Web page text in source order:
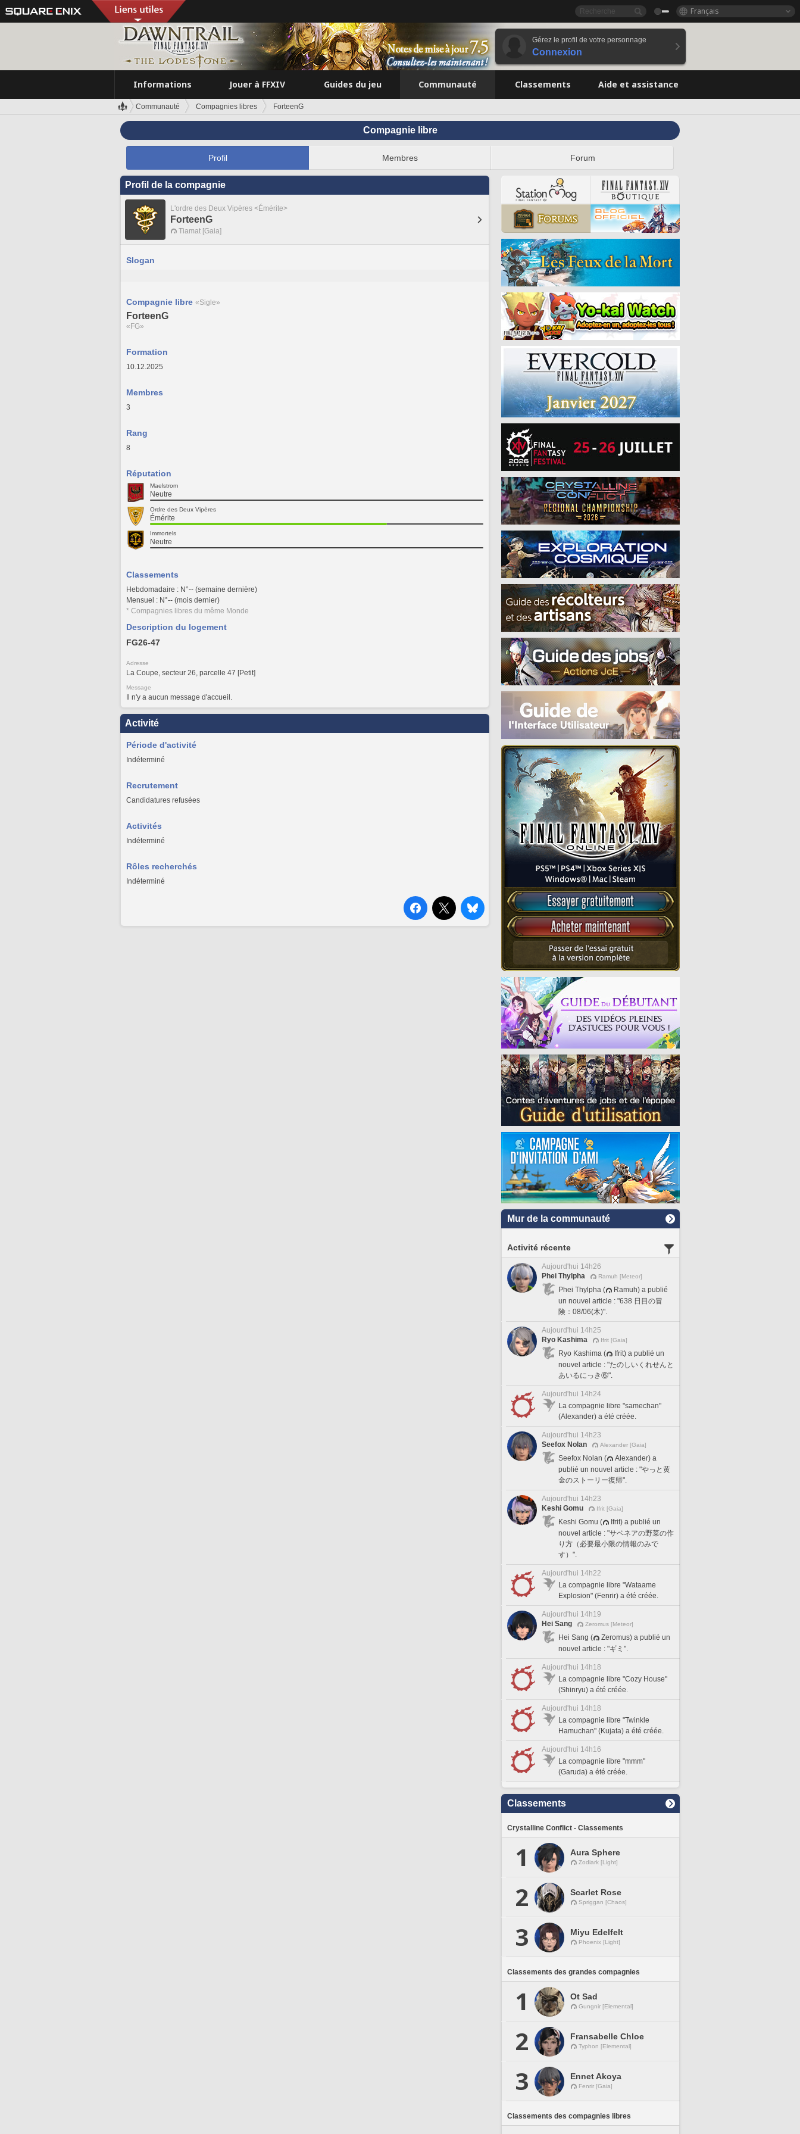
Français
Gérez le profil de votre personnage
Connexion
Informations Jouer à FFXIV Guides du jeu Communauté Classements Aide et assistance
Communauté Compagnies libres ForteenG
Compagnie libre
Profil Membres Forum
Profil de la compagnie
L'ordre des Deux Vipères <Émérite>
ForteenG
Tiamat [Gaia]
Slogan
Compagnie libre «Sigle»
ForteenG
«FG»
Formation
10.12.2025
Membres
3
Rang
8
Réputation
Maelstrom
Neutre
Ordre des Deux Vipères
Émérite
Immortels
Neutre
Classements
Hebdomadaire : N°-- (semaine dernière)
Mensuel : N°-- (mois dernier)
* Compagnies libres du même Monde
Description du logement
FG26-47
Adresse
La Coupe, secteur 26, parcelle 47 [Petit]
Message
Il n'y a aucun message d'accueil.
Activité
Période d'activité
Indéterminé
Recrutement
Candidatures refusées
Activités
Indéterminé
Rôles recherchés
Indéterminé
Mur de la communauté
Activité récente
Aujourd'hui 14h26
Phei Thylpha
Ramuh [Meteor]
Phei Thylpha (
Ramuh) a publié
un nouvel article : "638 日目の冒
険：08/06(木)".
Aujourd'hui 14h25
Ryo Kashima
Ifrit [Gaia]
Ryo Kashima (
Ifrit) a publié un
nouvel article : "たのしいくれせんと
あいるにっき⑥".
Aujourd'hui 14h24
La compagnie libre "samechan"
(Alexander) a été créée.
Aujourd'hui 14h23
Seefox Nolan
Alexander [Gaia]
Seefox Nolan (
Alexander) a
publié un nouvel article : "やっと黄
金のストーリー復帰".
Aujourd'hui 14h23
Keshi Gomu
Ifrit [Gaia]
Keshi Gomu (
Ifrit) a publié un
nouvel article : "サベネアの野菜の作
り方（必要最小限の情報のみで
す）".
Aujourd'hui 14h22
La compagnie libre "Wataame
Explosion" (Fenrir) a été créée.
Aujourd'hui 14h19
Hei Sang
Zeromus [Meteor]
Hei Sang (
Zeromus) a publié un
nouvel article : "ギミ".
Aujourd'hui 14h18
La compagnie libre "Cozy House"
(Shinryu) a été créée.
Aujourd'hui 14h18
La compagnie libre "Twinkle
Hamuchan" (Kujata) a été créée.
Aujourd'hui 14h16
La compagnie libre "mmm"
(Garuda) a été créée.
Classements
Crystalline Conflict - Classements
1 Aura Sphere
Zodiark [Light]
2 Scarlet Rose
Spriggan [Chaos]
3 Miyu Edelfelt
Phoenix [Light]
Classements des grandes compagnies
1 Ot Sad
Gungnir [Elemental]
2 Fransabelle Chloe
Typhon [Elemental]
3 Ennet Akoya
Fenrir [Gaia]
Classements des compagnies libres